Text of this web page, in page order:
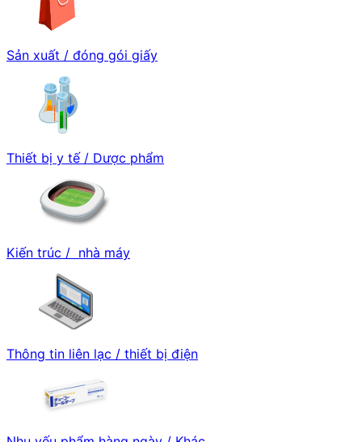
Sản xuất / đóng gói giấy
Thiết bị y tế / Dược phẩm
Kiến trúc / nhà máy
Thông tin liên lạc / thiết bị điện